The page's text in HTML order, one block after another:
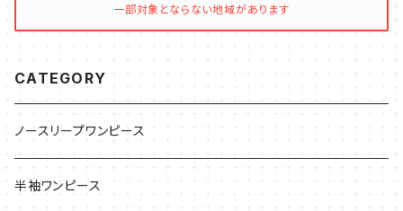
一部対象とならない地域があります
CATEGORY
ノースリープワンピース
半袖ワンピース